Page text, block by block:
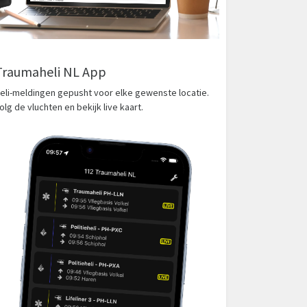
NL App
meldingen gepusht voor elke gewenste locatie.
de vluchten en bekijk live kaart.